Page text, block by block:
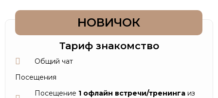
НОВИЧОК
Тариф знакомство
Общий чат
Посещения
Посещение 1 офлайн встречи/тренинга из